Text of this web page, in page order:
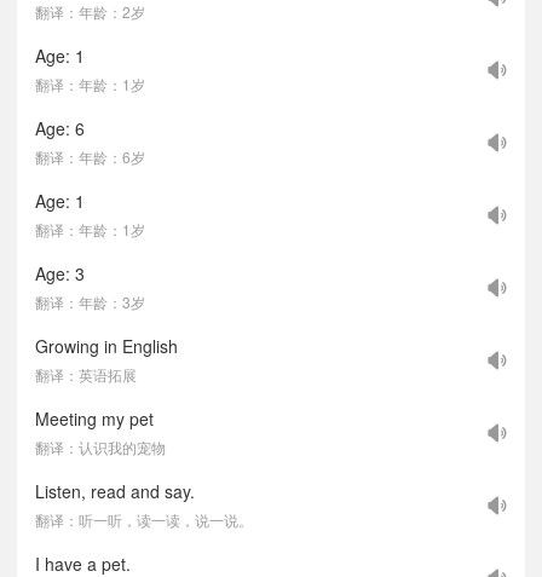
翻译：年龄：2岁
Age: 1
翻译：年龄：1岁
Age: 6
翻译：年龄：6岁
Age: 1
翻译：年龄：1岁
Age: 3
翻译：年龄：3岁
Growing in English
翻译：英语拓展
Meeting my pet
翻译：认识我的宠物
Listen, read and say.
翻译：听一听，读一读，说一说。
I have a pet.